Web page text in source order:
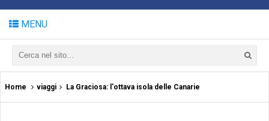
MENU
Home viaggi La Graciosa: l'ottava isola delle Canarie